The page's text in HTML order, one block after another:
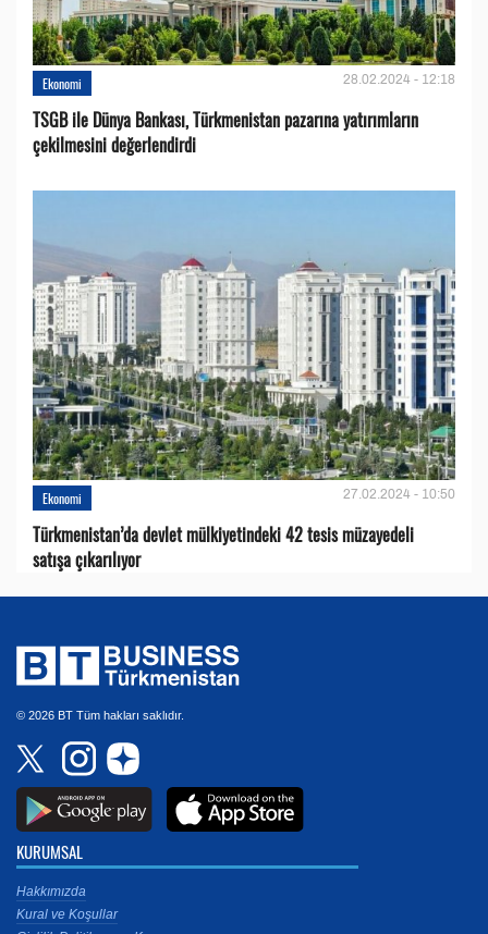
Ekonomi 28.02.2024 - 12:18
TSGB ile Dünya Bankası, Türkmenistan pazarına yatırımların
çekilmesini değerlendirdi
Ekonomi 27.02.2024 - 10:50
Türkmenistan’da devlet mülkiyetindeki 42 tesis müzayedeli
satışa çıkarılıyor
© 2026 BT Tüm hakları saklıdır.
KURUMSAL
Hakkımızda
Kural ve Koşullar